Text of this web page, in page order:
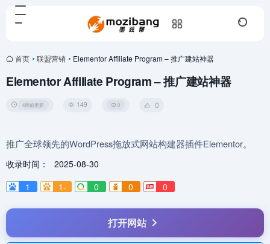
首页 • 联盟营销 • Elementor Affiliate Program – 推广建站神器
Elementor Affiliate Program – 推广建站神器
4周前更新 149 0 0
推广全球领先的WordPress拖放式网站构建器插件Elementor。
收录时间：
2025-08-30
1
1- 0 0 0
打开网站